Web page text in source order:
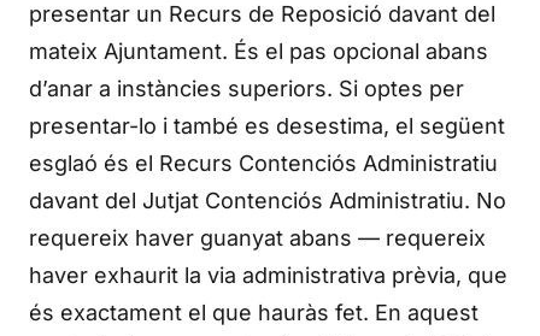
presentar un Recurs de Reposició davant del
mateix Ajuntament. És el pas opcional abans
d’anar a instàncies superiors. Si optes per
presentar-lo i també es desestima, el següent
esglaó és el Recurs Contenciós Administratiu
davant del Jutjat Contenciós Administratiu. No
requereix haver guanyat abans — requereix
haver exhaurit la via administrativa prèvia, que
és exactament el que hauràs fet. En aquest